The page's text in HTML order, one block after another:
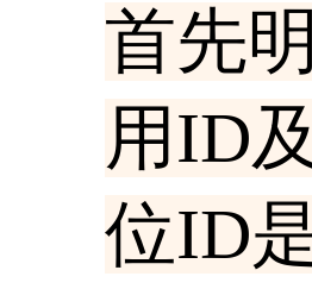
首先
用ID
位ID